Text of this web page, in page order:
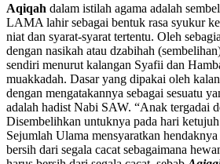
Aqiqah dalam istilah agama adalah
LAMA lahir sebagai bentuk rasa syukur
niat dan syarat-syarat tertentu. Oleh
dengan nasikah atau dzabihah
sendiri menurut kalangan Syafii dan
muakkadah. Dasar yang dipakai oleh
dengan mengatakannya sebagai sesuatu
adalah hadist Nabi SAW. “Anak tergadai
Disembelihkan untuknya pada hari
Sejumlah Ulama mensyaratkan hendaknya
bersih dari segala cacat sebagaimana